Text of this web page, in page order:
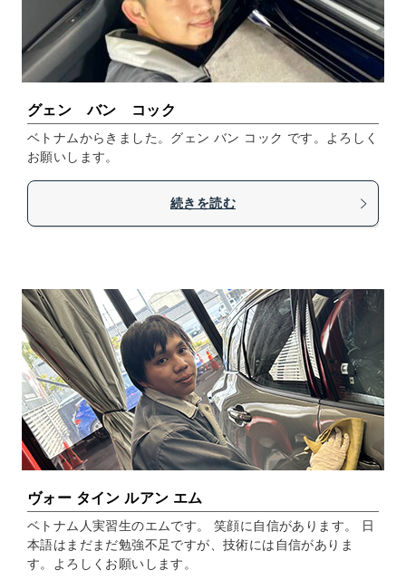
グェン バン コック
ベトナムからきました。グェン バン コック です。よろしく
お願いします。
続きを読む
ヴォー タイン ルアン エム
ベトナム人実習生のエムです。 笑顔に自信があります。 日
本語はまだまだ勉強不足ですが、技術には自信がありま
す。よろしくお願いします。